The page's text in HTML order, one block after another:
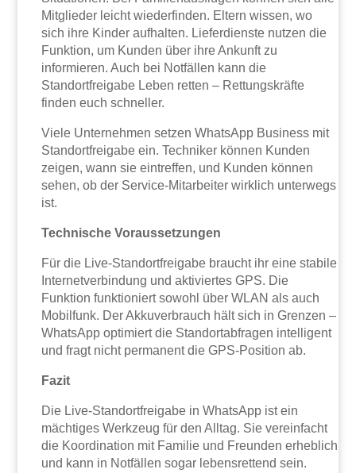
Mitglieder leicht wiederfinden. Eltern wissen, wo
sich ihre Kinder aufhalten. Lieferdienste nutzen die
Funktion, um Kunden über ihre Ankunft zu
informieren. Auch bei Notfällen kann die
Standortfreigabe Leben retten – Rettungskräfte
finden euch schneller.
Viele Unternehmen setzen WhatsApp Business mit
Standortfreigabe ein. Techniker können Kunden
zeigen, wann sie eintreffen, und Kunden können
sehen, ob der Service-Mitarbeiter wirklich unterwegs
ist.
Technische Voraussetzungen
Für die Live-Standortfreigabe braucht ihr eine stabile
Internetverbindung und aktiviertes GPS. Die
Funktion funktioniert sowohl über WLAN als auch
Mobilfunk. Der Akkuverbrauch hält sich in Grenzen –
WhatsApp optimiert die Standortabfragen intelligent
und fragt nicht permanent die GPS-Position ab.
Fazit
Die Live-Standortfreigabe in WhatsApp ist ein
mächtiges Werkzeug für den Alltag. Sie vereinfacht
die Koordination mit Familie und Freunden erheblich
und kann in Notfällen sogar lebensrettend sein.